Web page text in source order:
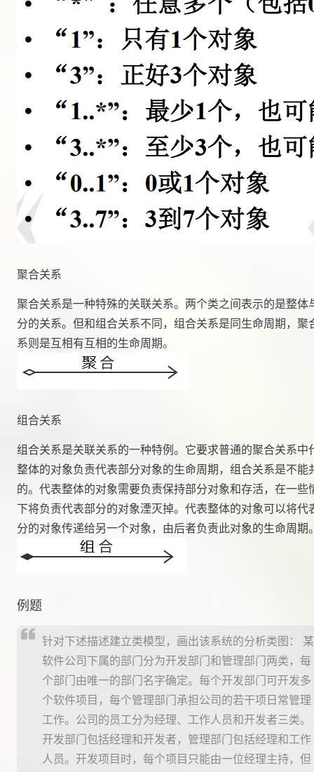
聚合关系
聚合关系是一种特殊的关联关系。两个类之间表示的是整体
分的关系。但和组合关系不同，组合关系是同生命周期，聚
系则是互相有互相的生命周期。
组合关系
组合关系是关联关系的一种特例。它要求普通的聚合关系中
整体的对象负责代表部分对象的生命周期，组合关系是不能
的。代表整体的对象需要负责保持部分对象和存活，在一些
下将负责代表部分的对象湮灭掉。代表整体的对象可以将代
分的对象传递给另一个对象，由后者负责此对象的生命周期
例题
针对下述描述建立类模型，画出该系统的分析类图： 某
软件公司下属的部门分为开发部门和管理部门两类，每
个部门由唯一的部门名字确定。每个开发部门可开发多
个软件项目，每个管理部门承担公司的若干项日常管理
工作。公司的员工分为经理、工作人员和开发者三类。
开发部门包括经理和开发者，管理部门包括经理和工作
人员。开发项目时，每个项目只能由一位经理主持，但